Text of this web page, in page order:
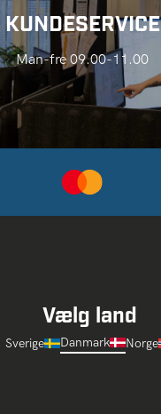
KUNDESERVICE
Man-fre 09.00-11.00
Vælg land
Sverige Danmark Norge